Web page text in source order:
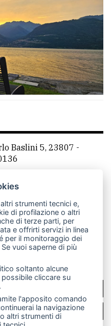
Baslini 5, 23807 -
CasateOnline
RSS
strumenti tecnici e,
di profilazione o altri
di terze parti, per
e offrirti servizi in linea
per il monitoraggio dei
vuoi saperne di più
soltanto alcune
cliccare su
l'apposito comando
la navigazione
altri strumenti di